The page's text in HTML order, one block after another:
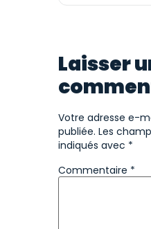
Laisser
Votre adresse e-
publiée. Les
indiqués avec *
Commentaire *